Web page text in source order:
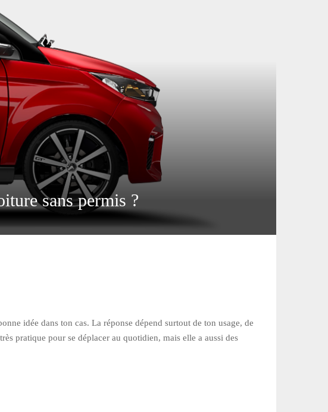
sans permis ?
idée dans ton cas. La réponse dépend surtout de ton usage, de
pratique pour se déplacer au quotidien, mais elle a aussi des